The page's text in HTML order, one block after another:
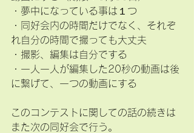
・夢中になっている事は１つ
・同好会内の時間だけでなく、それぞ
れ自分の時間で撮っても大丈夫
・撮影、編集は自分でする
・一人一人が編集した20秒の動画は後
に繋げて、一つの動画にする
このコンテストに関しての話の続きは
また次の同好会で行う。